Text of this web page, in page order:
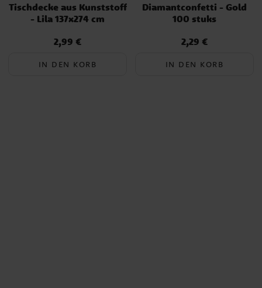
Tischdecke aus Kunststoff
- Lila 137x274 cm
Preis:2,99 €
2,99 €
IN DEN KORB
Diamantconfetti - Gold
100 stuks
Preis:2,29 €
2,29 €
IN DEN KORB